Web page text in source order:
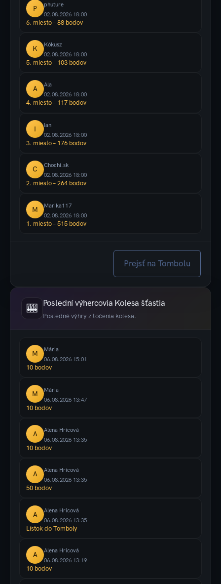
P
phuture
02.08.2026 18:00
6. miesto – 88 bodov
K
Kókusz
02.08.2026 18:00
5. miesto – 103 bodov
A
Ala
02.08.2026 18:00
4. miesto – 117 bodov
I
Ian
02.08.2026 18:00
3. miesto – 176 bodov
C
Chochi.sk
02.08.2026 18:00
2. miesto – 264 bodov
M
Marika117
02.08.2026 18:00
1. miesto – 515 bodov
Prejsť na Tombolu
🎰 Poslední výhercovia Kolesa šťastia
Posledné výhry z točenia kolesa.
M
Mária
06.08.2026 15:01
10 bodov
M
Mária
06.08.2026 13:47
10 bodov
A
Alena Hricová
06.08.2026 13:35
10 bodov
A
Alena Hricová
06.08.2026 13:35
50 bodov
A
Alena Hricová
06.08.2026 13:35
Lístok do Tomboly
A
Alena Hricová
06.08.2026 13:19
10 bodov